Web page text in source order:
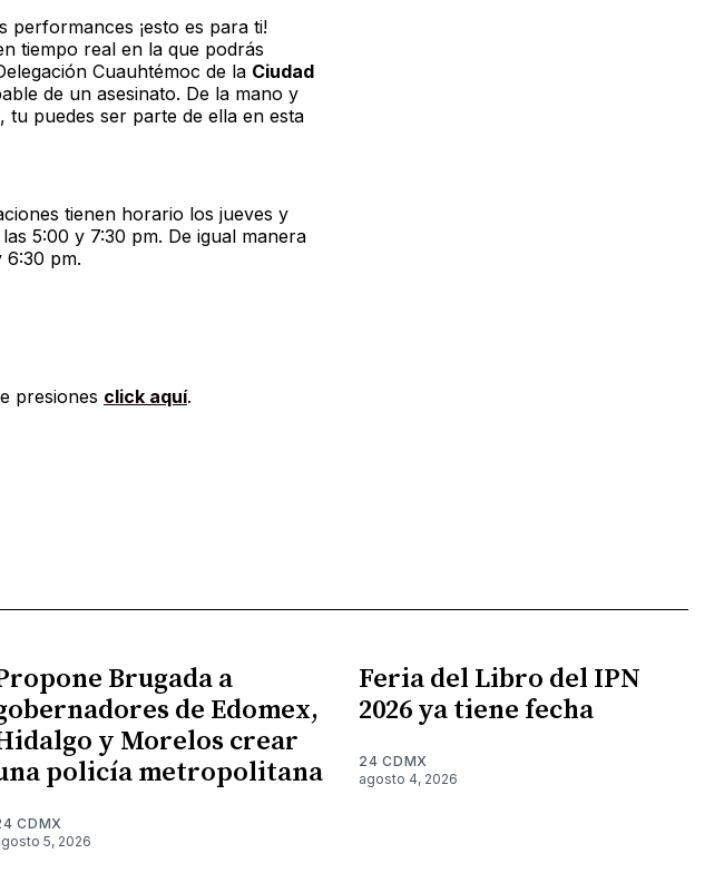
performances ¡esto es para ti!
tiempo real en la que podrás
Cuauhtémoc de la Ciudad
de un asesinato. De la mano y
puedes ser parte de ella en esta
tienen horario los jueves y
5:00 y 7:30 pm. De igual manera
6:30 pm.
presiones click aquí.
Brugada a
de Edomex,
y Morelos crear
policía metropolitana
CDMX
5, 2026
Feria del Libro del IPN
2026 ya tiene fecha
24 CDMX
agosto 4, 2026